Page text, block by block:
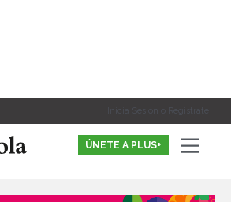
Inicia Sesión o Registrate
ÚNETE A PLUS+